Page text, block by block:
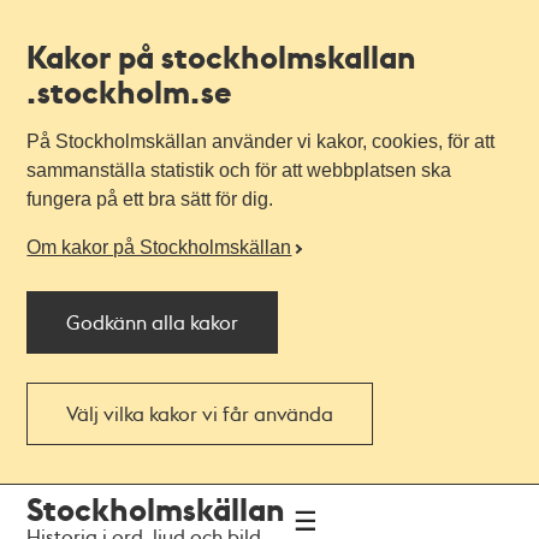
Kakor på stockholmskallan
.stockholm.se
På Stockholmskällan använder vi kakor, cookies, för att
sammanställa statistik och för att webbplatsen ska
fungera på ett bra sätt för dig.
Om kakor på Stockholmskällan
Godkänn alla kakor
Välj vilka kakor vi får använda
navigationen
huvudinnehållet
Stockholmskällan